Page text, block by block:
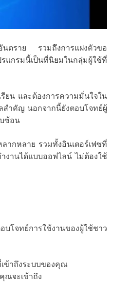
นตราย รวมถึงการแฝงตัวขอ
กรมนี้เป็นที่นิยมในกลุ่มผู้ใช้ที่
ยน และต้องการความมั่นใจใน
สำคัญ นอกจากนี้ยังตอบโจทย์ผู้
ซ้อน
ากหลาย รวมทั้งอินเตอร์เฟซที่
งานได้แบบออฟไลน์ ไม่ต้องใช้
โจทย์การใช้งานของผู้ใช้ชาว
ข้าถึงระบบของคุณ
ณจะเข้าถึง